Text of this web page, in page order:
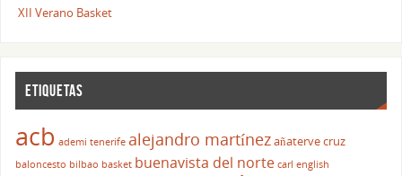
XII Verano Basket
ETIQUETAS
acb ademi tenerife alejandro martínezañaterve cruz
baloncesto bilbao basket buenavista del norte carl english